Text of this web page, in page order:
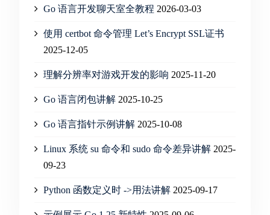
Go 语言开发聊天室全教程 2026-03-03
使用 certbot 命令管理 Let’s Encrypt SSL证书
2025-12-05
理解分辨率对游戏开发的影响 2025-11-20
Go 语言闭包讲解 2025-10-25
Go 语言指针示例讲解 2025-10-08
Linux 系统 su 命令和 sudo 命令差异讲解 2025-
09-23
Python 函数定义时 ->用法讲解 2025-09-17